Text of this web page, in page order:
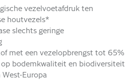
vezelvoetafdruk ten
houtvezels*
slechts geringe
met een vezelopbrengst tot 65%
bodemkwaliteit en biodiversiteit
Europa